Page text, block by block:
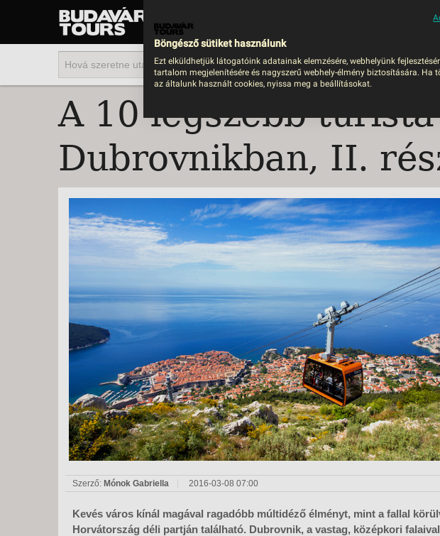
UTAZÁS
2026
BUSZOS UTAZÁSOK
ÜDÜLÉSEK
KÖRUTAZÁS
CSALÁDI ÜDÜLÉS
UTAZÁSOK DEBRECENI
INDULÁSSAL
AKTÍV KIKAPCSOLÓDÁS
EGZOTIKUS UTAK
VÁROSLÁTOGATÁS
KÖZVETLEN
TENGERPARTI
SZÁLLÁSOK
SZÁLLODÁK
CSÚSZDÁVAL
BUDAVÁR TOURS
UTAZÁSOK
BUSZOS UTAZÁSOK
UTAZÁS
A 10 legszebb
Dubrovnikban, II.
Szerző: Mónok Gabriella 2016-03-08 07:00
Kevés város kínál magával ragadóbb múltidéző élményt, mint a fallal
Horvátország déli partján található. Dubrovnik, a vastag, középkori
Böngésző sütiket használunk
Ezt elküldhetjük látogatóink adatainak elemzésére, webhelyünk
tartalom megjelenítésére és nagyszerű webhely-élmény biztosítására. Ha
az általunk használt cookies, nyissa meg a beállításokat.